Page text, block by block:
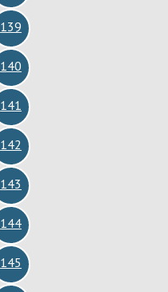
139
140
141
142
143
144
145